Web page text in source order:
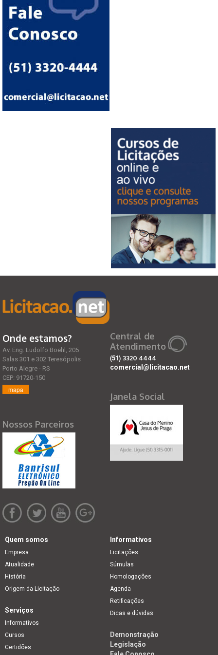
Onde estamos?
Av. Eng. Ludolfo Boehl, 205
Salas 301 e 302 Teresópolis
Porto Alegre - RS
CEP: 91720-150
mapa
Nossos Parceiros
Central de
Atendimento
(51) 3320 4444
comercial@licitacao.net
Janela Social
Quem somos
Empresa
Atualidade
História
Origem da Licitação
Informativos
Licitações
Súmulas
Homologações
Agenda
Retificações
Dicas e dúvidas
Serviços
Informativos
Cursos
Certidões
Demonstração
Legislação